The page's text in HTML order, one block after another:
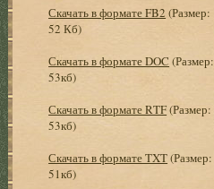
Скачать в формате FB2 (Размер:
52 Кб)
Скачать в формате DOC (Размер:
53кб)
Скачать в формате RTF(Размер:
53кб)
Скачать в формате TXT(Размер:
51кб)